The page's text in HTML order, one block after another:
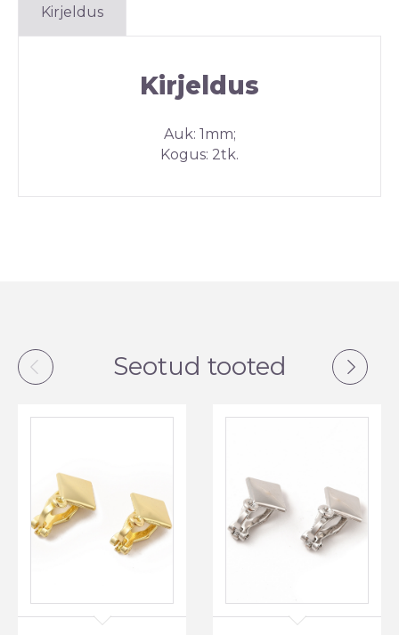
Kirjeldus
Kirjeldus
Auk: 1mm;
Kogus: 2tk.
Seotud tooted